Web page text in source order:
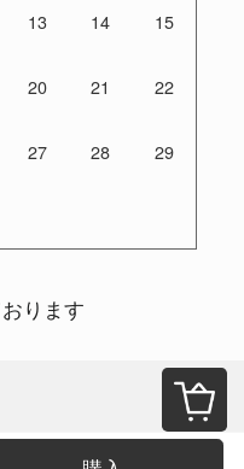
13 14 15
20 21 22
27 28 29
ります